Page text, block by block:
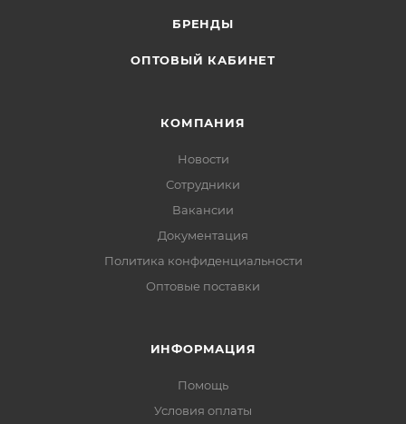
БРЕНДЫ
ОПТОВЫЙ КАБИНЕТ
КОМПАНИЯ
Новости
Сотрудники
Вакансии
Документация
Политика конфиденциальности
Оптовые поставки
ИНФОРМАЦИЯ
Помощь
Условия оплаты